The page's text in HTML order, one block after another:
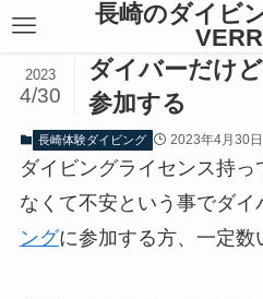
長崎のダイビ
ダイバーだけ
参加する
2023
4/30
長崎体験ダイビング 2023年4月30日
ダイビングライセンス持
なくて不安という事でダイ
ングに参加する方、一定数